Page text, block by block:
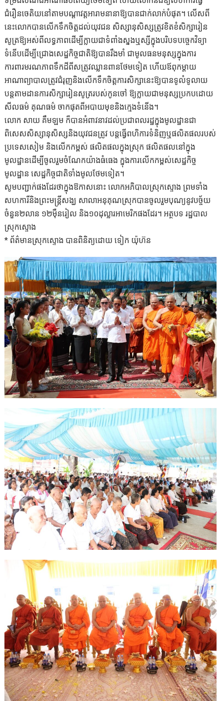
ជំរឿនចេតិយនៅតាមបណ្ដាវត្តអារាមនានាឱ្យបានជាក់លាក់បំផុត។ លើសពី
នេះលោកបានលើកទឹកចិត្តដល់យុវជន សិស្សានុសិស្សត្រូវខិតខំសិក្សារៀន
សូត្រឱ្យអស់ពីលទ្ធភាពដើម្បីក្លាយជាទំពាំងស្នងឬស្សីក្នុងបរិបទបច្ចេកវិទ្យា
ទំនើបដើម្បីជ្រោងសេដ្ឋកិច្ចជាតិឱ្យបានរឹងមាំ ជាមូលធនមនុស្សក្នុងការ
ការពារមរណភាពទឹកដីពីសត្រូវឈ្លានពានថែមទៀត ហើយឪពុកម្ដាយ
អាណាព្យាបាលត្រូវជំរុញនិងលើកទឹកចិត្តការសិក្សានេះឱ្យបានទូលំទូលាយ
បន្តតាមដានការសិក្សារៀនសូត្ររបស់កូនចៅ ឱ្យក្លាយជាមនុស្សប្រកបដោយ
សីលធម៌ គុណធម៌ ចាកផុតពីអបាយមុខនិងក្មេងទំនើង។
លោក សាយ គឹមឡម ក៏បានអំពាវនាវដល់ប្រជាពលរដ្ឋក្នុងមូលដ្ឋានជា
ពិសេសសិស្សានុសិស្សនិងយុវជនត្រូវ បន្តធ្វើពហិការទំនិញឬផលិតផលរបស់
ប្រទេសសៀម និងលើកកម្ពស់ ផលិតផលក្នុងស្រុក ផលិតផលនៅក្នុង
មូលដ្ឋានដើម្បីចូលរួមចំណែកយ៉ាងធំធេង ក្នុងការលើកកម្ពស់សេដ្ឋកិច្ច
មូលដ្ឋាន សេដ្ឋកិច្ចជាតិទាំងមូលថែមទៀត។
សូមបញ្ជាក់ផងដែរថាក្នុងឱកាសនោះ លោកអភិបាលស្រុកស្ទោង ព្រមទាំង
សហការីនិងព្រះមន្ត្រីសង្ឃ សាលាអនុគុណស្រុកបានចូលរួមបុណ្យនូវបច្ច័យ
ចំនួន២លាន ១២ម៉ឺនរៀល និង១០ដុល្លារអាមេរិកផងដែរ។ អត្ថបទ រដ្ឋបាល
ស្រុកស្ទោង
* ព័ត៌មានស្រុកស្ទោង បានពិនិត្យដោយ ទៀក យ៉ុហ៊ន